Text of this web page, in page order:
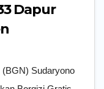
Dapur
Sudaryono